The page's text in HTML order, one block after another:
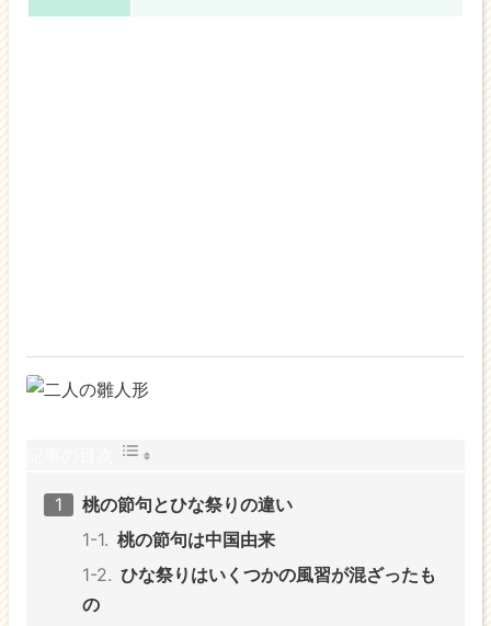
桃の節句とひな祭りの違い
桃の節句は中国由来
ひな祭りはいくつかの風習が混ざったも
の